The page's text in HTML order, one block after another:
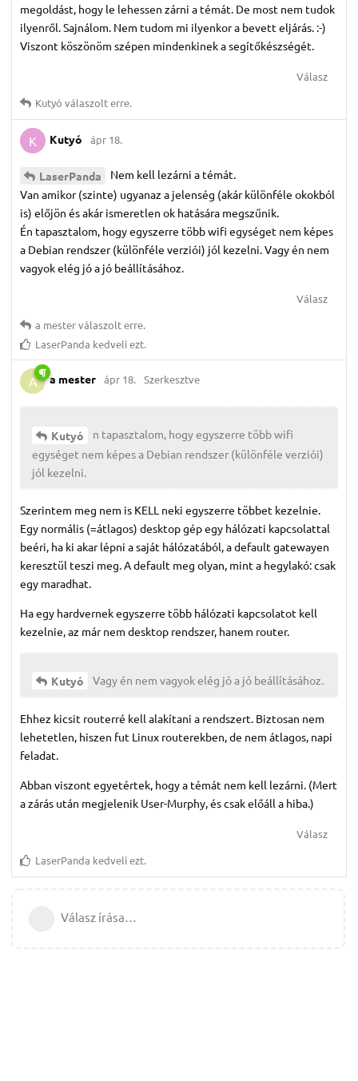
megoldást, hogy le lehessen zárni a témát. De most nem tudok
ilyenről. Sajnálom. Nem tudom mi ilyenkor a bevett eljárás. :-)
Viszont köszönöm szépen mindenkinek a segítőkészségét.
Válasz
Kutyó válaszolt erre.
K Kutyó ápr 18.
LaserPanda
Nem kell lezárni a témát.
Van amikor (szinte) ugyanaz a jelenség (akár különféle okokból
is) előjön és akár ismeretlen ok hatására megszűnik.
Én tapasztalom, hogy egyszerre több wifi egységet nem képes
a Debian rendszer (különféle verziói) jól kezelni. Vagy én nem
vagyok elég jó a jó beállításához.
Válasz
a mesterválaszolt erre.
LaserPanda kedveli ezt.
A a mester ápr 18. Szerkesztve
Kutyó
n tapasztalom, hogy egyszerre több wifi
egységet nem képes a Debian rendszer (különféle verziói)
jól kezelni.
Szerintem meg nem is KELL neki egyszerre többet kezelnie.
Egy normális (=átlagos) desktop gép egy hálózati kapcsolattal
beéri, ha ki akar lépni a saját hálózatából, a default gatewayen
keresztül teszi meg. A default meg olyan, mint a hegylakó: csak
egy maradhat.
Ha egy hardvernek egyszerre több hálózati kapcsolatot kell
kezelnie, az már nem desktop rendszer, hanem router.
Kutyó Vagy én nem vagyok elég jó a jó beállításához.
Ehhez kicsit routerré kell alakítani a rendszert. Biztosan nem
lehetetlen, hiszen fut Linux routerekben, de nem átlagos, napi
feladat.
Abban viszont egyetértek, hogy a témát nem kell lezárni. (Mert
a zárás után megjelenik User-Murphy, és csak előáll a hiba.)
Válasz
LaserPanda kedveli ezt.
Válasz írása…